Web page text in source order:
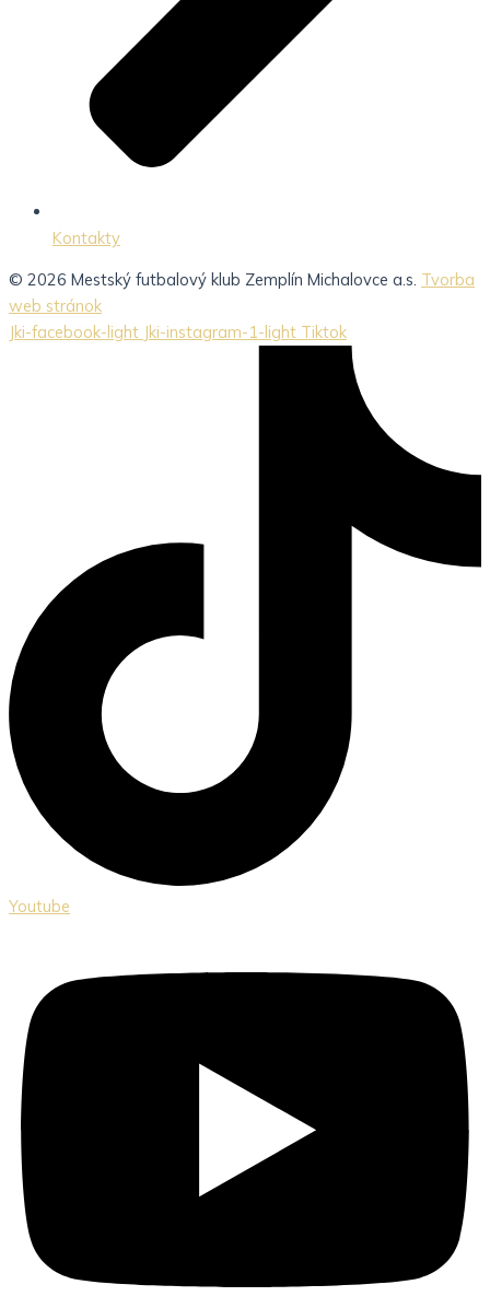
Kontakty
© 2026 Mestský futbalový klub Zemplín Michalovce a.s. Tvorba
web stránok
Jki-facebook-light Jki-instagram-1-light Tiktok
Youtube